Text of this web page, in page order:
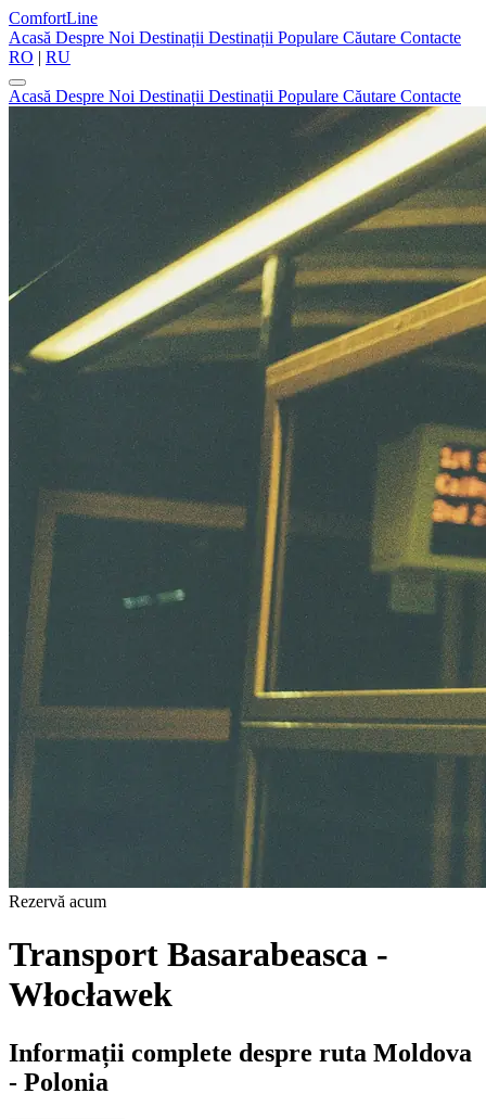
ComfortLine
Acasă Despre Noi Destinații Destinații Populare Căutare Contacte
RO | RU
Acasă Despre Noi Destinații Destinații Populare Căutare Contacte
Rezervă acum
Transport Basarabeasca -
Włocławek
Informații complete despre ruta Moldova
- Polonia